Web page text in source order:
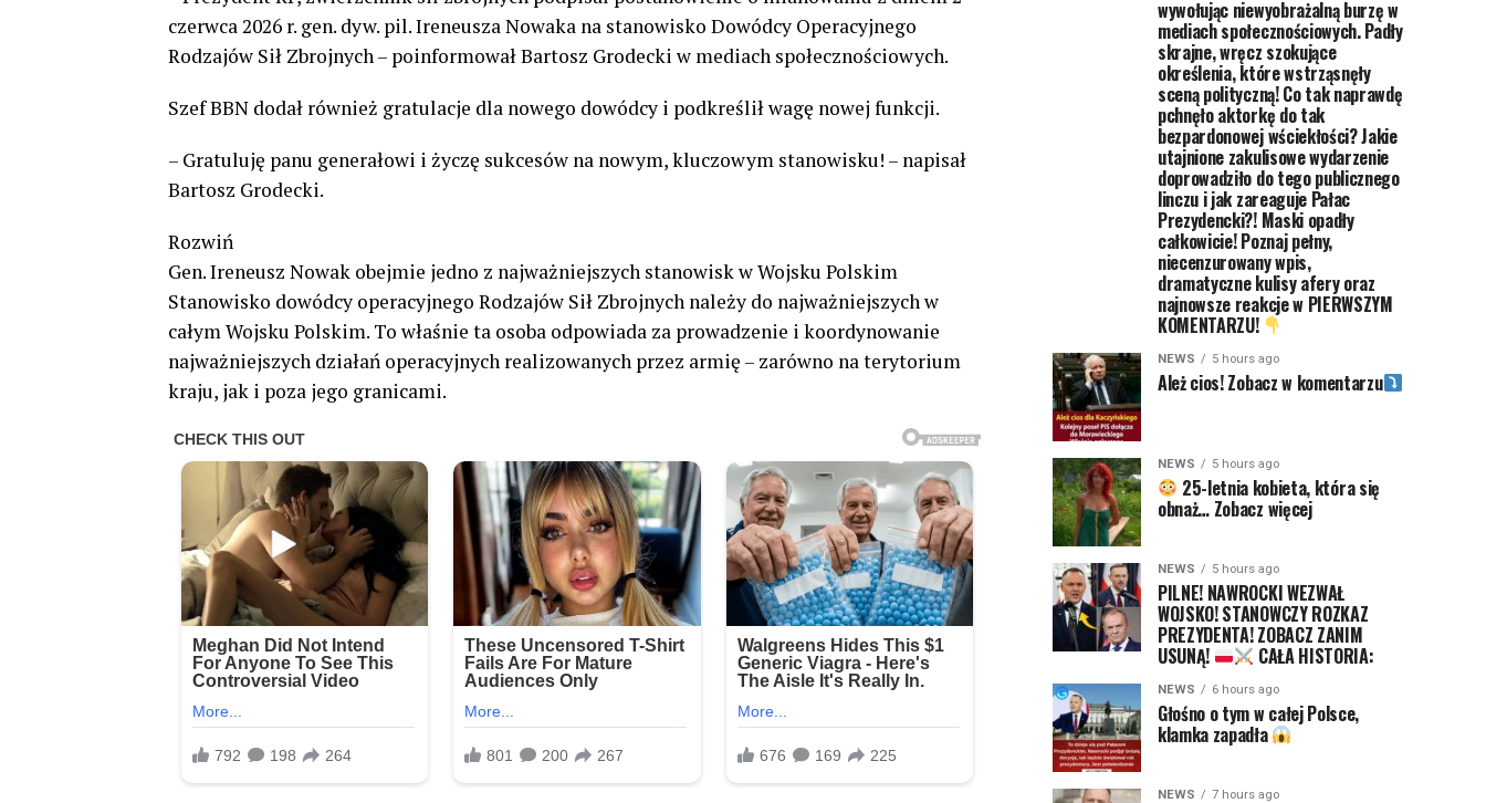
czerwca 2026 r. gen. dyw. pil. Ireneusza Nowaka na stanowisko Dowódcy Operacyjnego
Rodzajów Sił Zbrojnych – poinformował Bartosz Grodecki w mediach społecznościowych.
Szef BBN dodał również gratulacje dla nowego dowódcy i podkreślił wagę nowej funkcji.
– Gratuluję panu generałowi i życzę sukcesów na nowym, kluczowym stanowisku! – napisał
Bartosz Grodecki.
Rozwiń
Gen. Ireneusz Nowak obejmie jedno z najważniejszych stanowisk w Wojsku Polskim
Stanowisko dowódcy operacyjnego Rodzajów Sił Zbrojnych należy do najważniejszych w
całym Wojsku Polskim. To właśnie ta osoba odpowiada za prowadzenie i koordynowanie
najważniejszych działań operacyjnych realizowanych przez armię – zarówno na terytorium
kraju, jak i poza jego granicami.
wywołując niewyobrażalną burzę w
mediach społecznościowych. Padły
skrajne, wręcz szokujące
określenia, które wstrząsnęły
sceną polityczną! Co tak naprawdę
pchnęło aktorkę do tak
bezpardonowej wściekłości? Jakie
utajnione zakulisowe wydarzenie
doprowadziło do tego publicznego
linczu i jak zareaguje Pałac
Prezydencki?! Maski opadły
całkowicie! Poznaj pełny,
niecenzurowany wpis,
dramatyczne kulisy afery oraz
najnowsze reakcje w PIERWSZYM
KOMENTARZU!
NEWS 5 hours ago
Ależ cios! Zobacz w komentarzu
NEWS 5 hours ago
25-letnia kobieta, która się
obnaż… Zobacz więcej
NEWS 5 hours ago
PILNE! NAWROCKI WEZWAŁ
WOJSKO! STANOWCZY ROZKAZ
PREZYDENTA! ZOBACZ ZANIM
USUNĄ! CAŁA HISTORIA:
NEWS 6 hours ago
Głośno o tym w całej Polsce,
klamka zapadła
NEWS 7 hours ago